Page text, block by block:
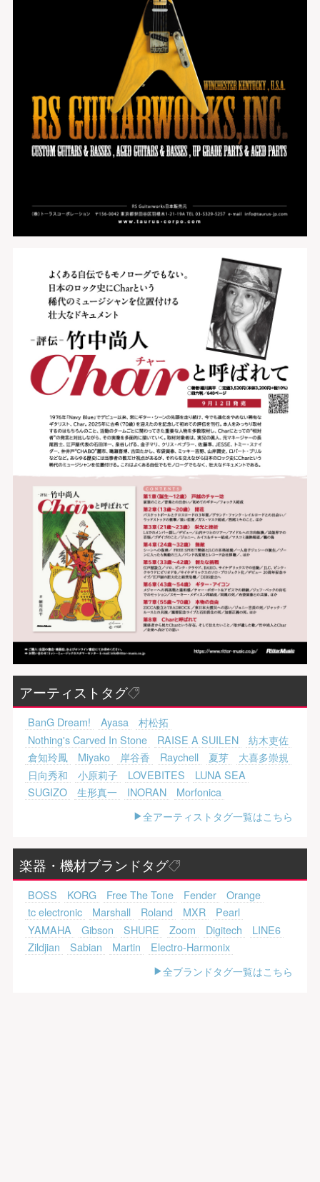
アーティストタグ
BanG Dream! Ayasa
村松拓
Nothing's Carved In Stone
RAISE A SUILEN
紡木吏佐
倉知玲鳳
Miyako 岸谷香 Raychell 夏芽
大喜多崇規
日向秀和
小原莉子 LOVEBITES
LUNA SEA
SUGIZO
生形真一 INORAN
Morfonica
全アーティストタグ一覧はこちら
楽器・機材ブランドタグ
BOSS KORG Free The Tone Fender
Orange
tc electronic
Marshall Roland MXR
Pearl
YAMAHA
Gibson SHURE Zoom Digitech
LINE6
Zildjian
Sabian Martin
Electro-Harmonix
全ブランドタグ一覧はこちら